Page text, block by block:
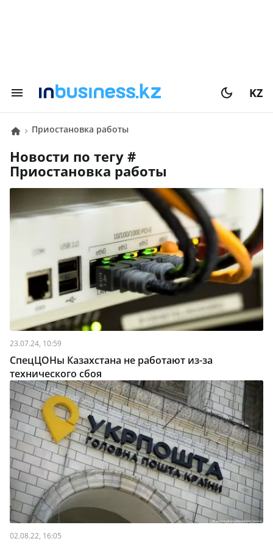
KZ
приостановка работы
Новости по тегу #
приостановка работы
23.07.24, 10:59
СпецЦОНы Казахстана не работают из-за
технического сбоя
02.08.22, 16:05